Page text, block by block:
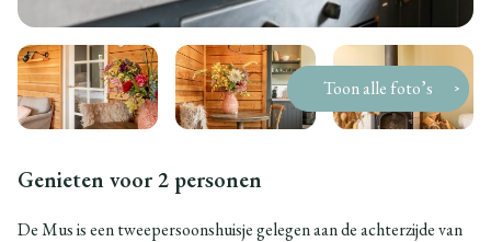
Toon alle foto’s
Genieten voor 2 personen
De Mus is een tweepersoonshuisje gelegen aan de achterzijde van